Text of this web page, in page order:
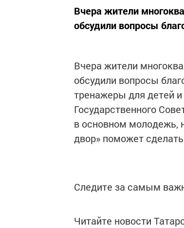
Вчера жители
обсудили вопросы
Вчера жители
обсудили вопросы
тренажеры для детей
Государственного
в основном молодежь,
двор» поможет
Следите за самым
Читайте новости